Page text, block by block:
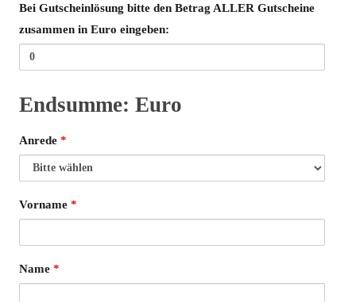
Bei Gutscheinlösung bitte den Betrag ALLER Gutscheine
zusammen in Euro eingeben:
Endsumme
Endsumme: Euro
Anrede *
Vorname *
Name *